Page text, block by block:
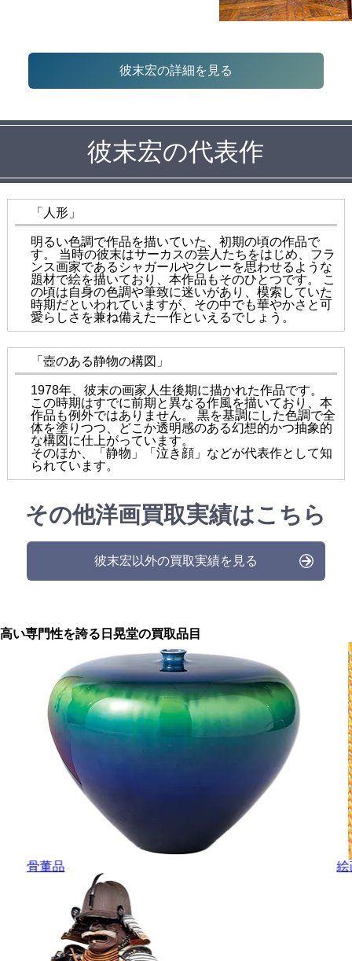
彼末宏の詳細を見る
彼末宏の代表作
「人形」
明るい色調で作品を描いていた、初期の頃の作品で
す。 当時の彼末はサーカスの芸人たちをはじめ、フラ
ンス画家であるシャガールやクレーを思わせるような
題材で絵を描いており、本作品もそのひとつです。 こ
の頃は自身の色調や筆致に迷いがあり、模索していた
時期だといわれていますが、その中でも華やかさと可
愛らしさを兼ね備えた一作といえるでしょう。
「壺のある静物の構図」
1978年、彼末の画家人生後期に描かれた作品です。
この時期はすでに前期と異なる作風を描いており、本
作品も例外ではありません。 黒を基調にした色調で全
体を塗りつつ、どこか透明感のある幻想的かつ抽象的
な構図に仕上がっています。
そのほか、「静物」「泣き顔」などが代表作として知
られています。
その他洋画買取実績はこちら
彼末宏以外の買取実績を見る
高い専門性を誇る 日晃堂の買取品目
骨董品 絵